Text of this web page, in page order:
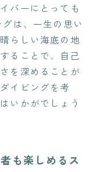
バーにとっても
は、一生の思い
らしい海底の地
ることで、自己
を深めることが
イビングを考
いかがでしょう
も楽しめるス